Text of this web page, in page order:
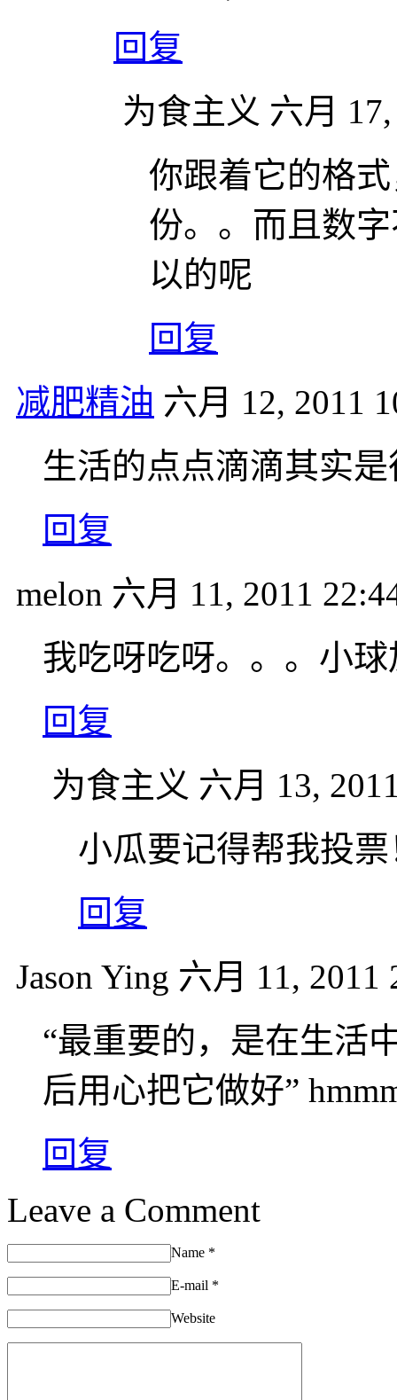
回复
为食主义 六月
你跟着它的格
份。。而且数
以的呢
回复
减肥精油 六月 12, 2011
生活的点点滴滴其实
回复
melon 六月 11, 2011
我吃呀吃呀。。。小球
回复
为食主义 六月 13,
小瓜要记得帮我投
回复
Jason Ying 六月 11, 2011
“最重要的，是在生活
后用心把它做好”
回复
Leave a Comment
Name *
E-mail *
Website